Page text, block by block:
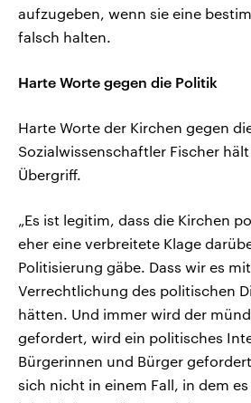
aufzugeben, wenn sie eine
falsch halten.
Harte Worte gegen die Politik
Harte Worte der Kirchen gegen
Sozialwissenschaftler Fischer
Übergriff.
„Es ist legitim, dass die Kirchen
eher eine verbreitete Klage
Politisierung gäbe. Dass wir es
Verrechtlichung des politischen
hätten. Und immer wird der
gefordert, wird ein politisches
Bürgerinnen und Bürger
sich nicht in einem Fall, in dem